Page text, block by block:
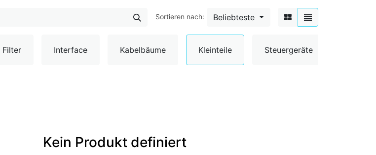
Sortieren nach: Beliebteste
Filter Interface Kabelbäume Kleinteile Steuergeräte
Kein Produkt definiert